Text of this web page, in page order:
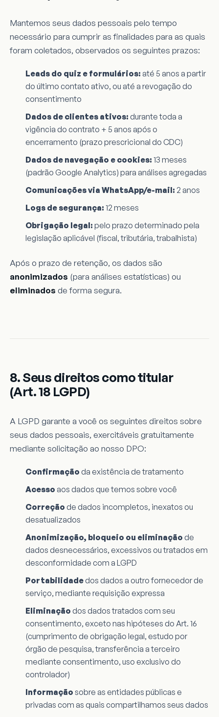
Mantemos seus dados pessoais pelo tempo
necessário para cumprir as finalidades para as quais
foram coletados, observados os seguintes prazos:
Leads do quiz e formulários: até 5 anos a partir
do último contato ativo, ou até a revogação do
consentimento
Dados de clientes ativos: durante toda a
vigência do contrato + 5 anos após o
encerramento (prazo prescricional do CDC)
Dados de navegação e cookies: 13 meses
(padrão Google Analytics) para análises agregadas
Comunicações via WhatsApp/e-mail: 2 anos
Logs de segurança: 12 meses
Obrigação legal: pelo prazo determinado pela
legislação aplicável (fiscal, tributária, trabalhista)
Após o prazo de retenção, os dados são
anonimizados (para análises estatísticas) ou
eliminados de forma segura.
8. Seus direitos como titular
(Art. 18 LGPD)
A LGPD garante a você os seguintes direitos sobre
seus dados pessoais, exercitáveis gratuitamente
mediante solicitação ao nosso DPO:
Confirmação da existência de tratamento
Acesso aos dados que temos sobre você
Correção de dados incompletos, inexatos ou
desatualizados
Anonimização, bloqueio ou eliminação de
dados desnecessários, excessivos ou tratados em
desconformidade com a LGPD
Portabilidadedos dados a outro fornecedor de
serviço, mediante requisição expressa
Eliminação dos dados tratados com seu
consentimento, exceto nas hipóteses do Art. 16
(cumprimento de obrigação legal, estudo por
órgão de pesquisa, transferência a terceiro
mediante consentimento, uso exclusivo do
controlador)
Informação sobre as entidades públicas e
privadas com as quais compartilhamos seus dados